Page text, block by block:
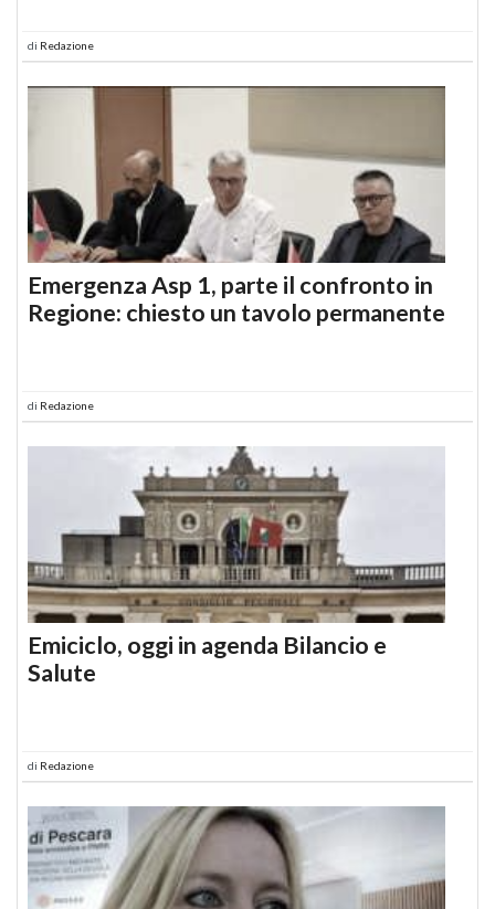
di Redazione
Emergenza Asp 1, parte il confronto in
Regione: chiesto un tavolo permanente
di Redazione
Emiciclo, oggi in agenda Bilancio e
Salute
di Redazione